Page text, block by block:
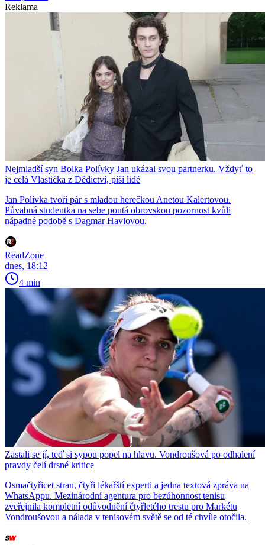
Reklama
Nejmladší syn Bolka Polívky Jan ukázal svou partnerku. Vždyť to
je celá Vlastička z Dědictví, píší lidé
Jan Polívka tvoří pár s mladou herečkou Anetou Kalertovou.
Půvabná studentka na sebe poutá obrovskou pozornost kvůli
nápadné podobě s Dagmar Havlovou.
ReadZone
dnes, 18:12
4 min
Zastali se jí, teď si sypou popel na hlavu. Vondroušová po odhalení
pravdy čelí drsné kritice
Osmačtyřicet stran, čtyři lékařští experti a jedna textová zpráva na
WhatsAppu. Mezinárodní agentura pro bezúhonnost tenisu
zveřejnila kompletní odůvodnění čtyřletého trestu pro Markétu
Vondroušovou a nálada v tenisovém světě se od té chvíle otočila.